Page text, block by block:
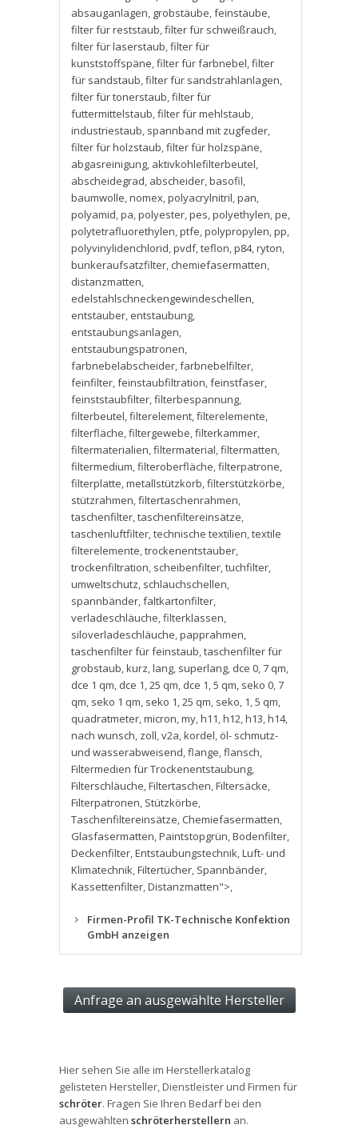
absauganlagen, grobstäube,feinstäube,
filter für reststaub,filter für schweißrauch,
filter für laserstaub,filter für
kunststoffspäne,filter für farbnebel,filter
für sandstaub,filter für sandstrahlanlagen,
filter für tonerstaub,filter für
futtermittelstaub,filter für mehlstaub,
industriestaub, spannband mit zugfeder,
filter für holzstaub,filter für holzspäne,
abgasreinigung, aktivkohlefilterbeutel,
abscheidegrad, abscheider,basofil,
baumwolle,nomex,polyacrylnitril,pan,
polyamid,pa,polyester,pes,polyethylen,pe,
polytetrafluorethylen,ptfe,polypropylen,pp,
polyvinylidenchlorid,pvdf,teflon,p84,ryton,
bunkeraufsatzfilter, chemiefasermatten,
distanzmatten,
edelstahlschneckengewindeschellen,
entstauber, entstaubung,
entstaubungsanlagen,
entstaubungspatronen,
farbnebelabscheider,farbnebelfilter,
feinfilter,feinstaubfiltration,feinstfaser,
feinststaubfilter,filterbespannung,
filterbeutel,filterelement,filterelemente,
filterfläche,filtergewebe,filterkammer,
filtermaterialien,filtermaterial,filtermatten,
filtermedium,filteroberfläche,filterpatrone,
filterplatte,metallstützkorb,filterstützkörbe,
stützrahmen,filtertaschenrahmen,
taschenfilter,taschenfiltereinsätze,
taschenluftfilter,technische textilien,textile
filterelemente,trockenentstauber,
trockenfiltration, scheibenfilter,tuchfilter,
umweltschutz, schlauchschellen,
spannbänder,faltkartonfilter,
verladeschläuche,filterklassen,
siloverladeschläuche,papprahmen,
taschenfilter für feinstaub,taschenfilter für
grobstaub,kurz,lang, superlang, dce 0,7 qm,
dce 1 qm, dce 1,25 qm, dce 1,5 qm, seko 0,7
qm, seko 1 qm, seko 1,25 qm, seko, 1,5 qm,
quadratmeter,micron,my,h11,h12,h13,h14,
nach wunsch, zoll,v2a,kordel, öl- schmutz-
und wasserabweisend,flange,flansch,
Filtermedien für Trockenentstaubung,
Filterschläuche,Filtertaschen,Filtersäcke,
Filterpatronen, Stützkörbe,
Taschenfiltereinsätze, Chemiefasermatten,
Glasfasermatten,Paintstopgrün,Bodenfilter,
Deckenfilter,Entstaubungstechnik,Luft- und
Klimatechnik,Filtertücher, Spannbänder,
Kassettenfilter,Distanzmatten">,
Firmen-Profil TK-Technische Konfektion
GmbH anzeigen
Hier sehen Sie alle im Herstellerkatalog
gelisteten Hersteller, Dienstleister und Firmen für
schröter. Fragen Sie Ihren Bedarf bei den
ausgewählten schröterherstellern an.